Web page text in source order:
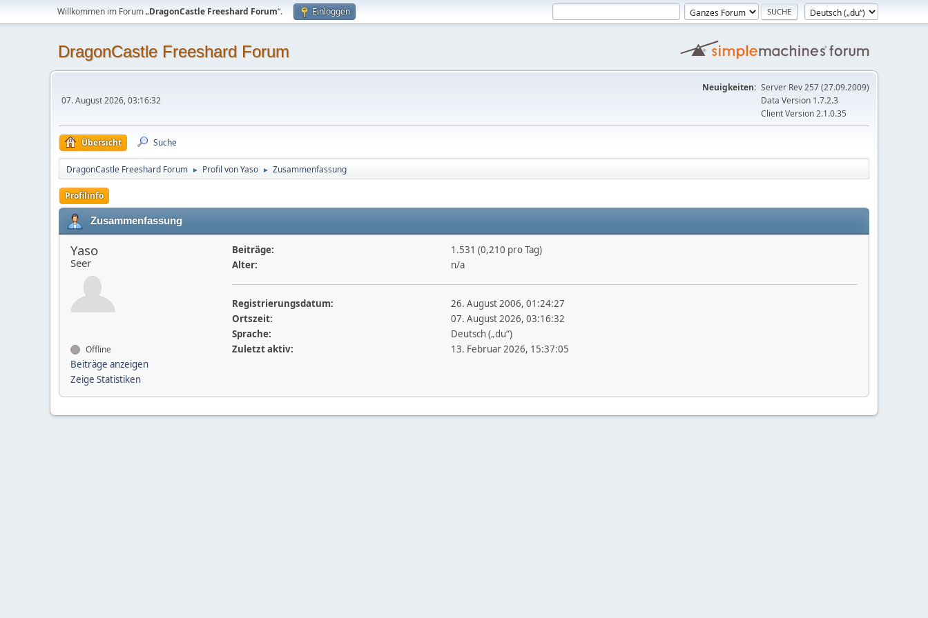
Willkommen im Forum „DragonCastle Freeshard Forum“. Einloggen
DragonCastle Freeshard Forum
07. August 2026, 03:16:32
Neuigkeiten: Server Rev 257 (27.09.2009)
Data Version 1.7.2.3
Client Version 2.1.0.35
Übersicht Suche
DragonCastle Freeshard Forum ► Profil von Yaso ► Zusammenfassung
Profilinfo
Zusammenfassung
Yaso
Seer
Offline
Beiträge anzeigen
Zeige Statistiken
Beiträge:
1.531 (0,210 pro Tag)
Alter:
n/a
Registrierungsdatum:
26. August 2006, 01:24:27
Ortszeit:
07. August 2026, 03:16:32
Sprache:
Deutsch („du“)
Zuletzt aktiv:
13. Februar 2026, 15:37:05